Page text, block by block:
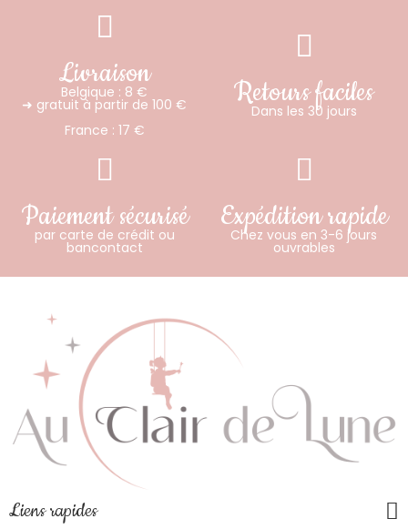
Livraison
Belgique : 8 €
➜ gratuit à partir de 100 €
France : 17 €
Retours faciles
Dans les 30 jours
Paiement sécurisé
par carte de crédit ou
bancontact
Expédition rapide
Chez vous en 3-6 jours
ouvrables
Liens rapides